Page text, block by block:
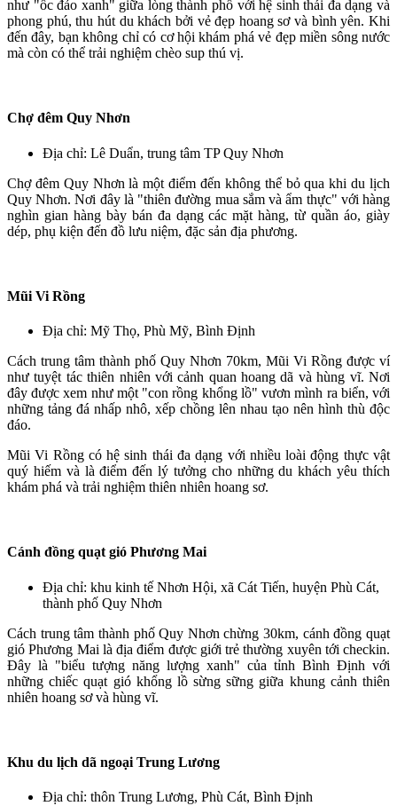
như "ốc đảo xanh" giữa lòng thành phố với hệ sinh thái đa dạng và
phong phú, thu hút du khách bởi vẻ đẹp hoang sơ và bình yên. Khi
đến đây, bạn không chỉ có cơ hội khám phá vẻ đẹp miền sông nước
mà còn có thể trải nghiệm chèo sup thú vị.
Chợ đêm Quy Nhơn
Địa chỉ: Lê Duẩn, trung tâm TP Quy Nhơn
Chợ đêm Quy Nhơn là một điểm đến không thể bỏ qua khi du lịch
Quy Nhơn. Nơi đây là "thiên đường mua sắm và ẩm thực" với hàng
nghìn gian hàng bày bán đa dạng các mặt hàng, từ quần áo, giày
dép, phụ kiện đến đồ lưu niệm, đặc sản địa phương.
Mũi Vi Rồng
Địa chỉ: Mỹ Thọ, Phù Mỹ, Bình Định
Cách trung tâm thành phố Quy Nhơn 70km, Mũi Vi Rồng được ví
như tuyệt tác thiên nhiên với cảnh quan hoang dã và hùng vĩ. Nơi
đây được xem như một "con rồng khổng lồ" vươn mình ra biển, với
những tảng đá nhấp nhô, xếp chồng lên nhau tạo nên hình thù độc
đáo.
Mũi Vi Rồng có hệ sinh thái đa dạng với nhiều loài động thực vật
quý hiếm và là điểm đến lý tưởng cho những du khách yêu thích
khám phá và trải nghiệm thiên nhiên hoang sơ.
Cánh đồng quạt gió Phương Mai
Địa chỉ: khu kinh tế Nhơn Hội, xã Cát Tiến, huyện Phù Cát,
thành phố Quy Nhơn
Cách trung tâm thành phố Quy Nhơn chừng 30km, cánh đồng quạt
gió Phương Mai là địa điểm được giới trẻ thường xuyên tới checkin.
Đây là "biểu tượng năng lượng xanh" của tỉnh Bình Định với
những chiếc quạt gió khổng lồ sừng sững giữa khung cảnh thiên
nhiên hoang sơ và hùng vĩ.
Khu du lịch dã ngoại Trung Lương
Địa chỉ: thôn Trung Lương, Phù Cát, Bình Định